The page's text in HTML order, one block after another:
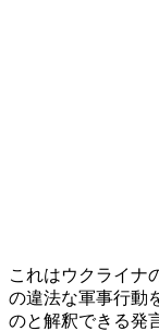
これはウクライナ
の違法な軍事行動
のと解釈できる発